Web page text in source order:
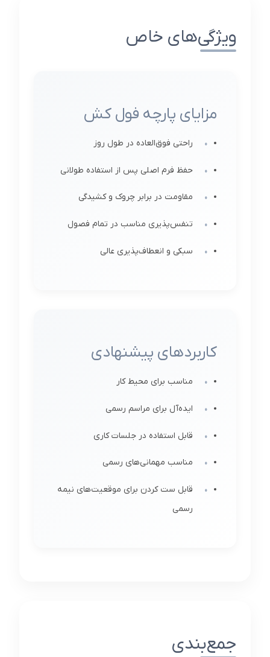
ویژگی‌های خاص
مزایای پارچه فول کش
راحتی فوق‌العاده در طول روز
حفظ فرم اصلی پس از استفاده طولانی
مقاومت در برابر چروک و کشیدگی
تنفس‌پذیری مناسب در تمام فصول
سبکی و انعطاف‌پذیری عالی
کاربردهای پیشنهادی
مناسب برای محیط کار
ایده‌آل برای مراسم رسمی
قابل استفاده در جلسات کاری
مناسب مهمانی‌های رسمی
قابل ست کردن برای موقعیت‌های نیمه
رسمی
جمع‌بندی